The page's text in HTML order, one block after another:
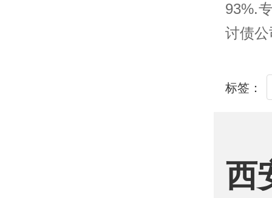
93%.
讨债
标签：
西